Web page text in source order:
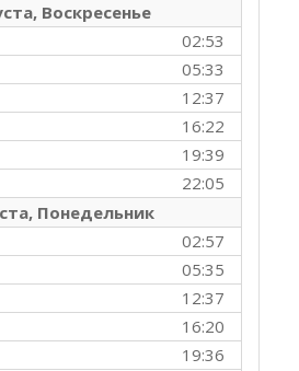
Воскресенье
02:53
05:33
12:37
16:22
19:39
22:05
Понедельник
02:57
05:35
12:37
16:20
19:36